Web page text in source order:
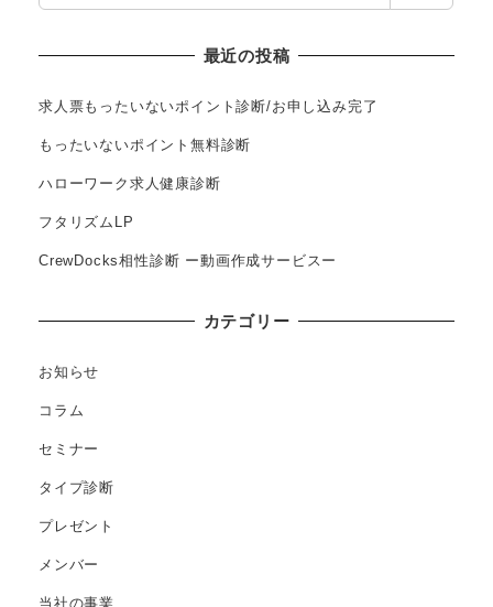
索
最近の投稿
求人票もったいないポイント診断/お申し込み完了
もったいないポイント無料診断
ハローワーク求人健康診断
フタリズムLP
CrewDocks相性診断 ー動画作成サービスー
カテゴリー
お知らせ
コラム
セミナー
タイプ診断
プレゼント
メンバー
当社の事業